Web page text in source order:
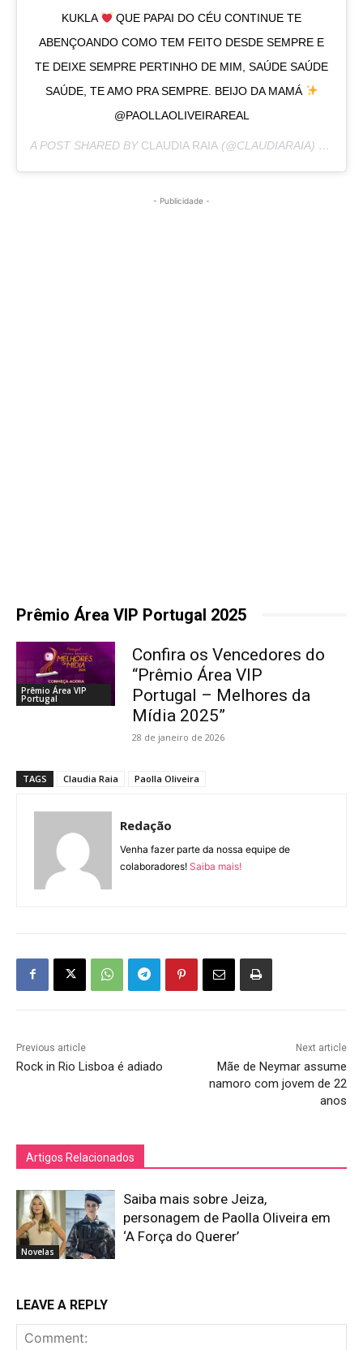
KUKLA
QUE PAPAI DO CÉU CONTINUE TE
ABENÇOANDO COMO TEM FEITO DESDE SEMPRE E
TE DEIXE SEMPRE PERTINHO DE MIM, SAÚDE SAÚDE
SAÚDE, TE AMO PRA SEMPRE. BEIJO DA MAMÁ
@PAOLLAOLIVEIRAREAL
A POST SHARED BY CLAUDIA RAIA (@CLAUDIARAIA) ON
- Publicidade -
Prêmio Área VIP Portugal 2025
Prêmio Área VIP
Portugal
Confira os Vencedores do
“Prêmio Área VIP
Portugal – Melhores da
Mídia 2025”
28 de janeiro de 2026
TAGS Claudia Raia Paolla Oliveira
Redação
Venha fazer parte da nossa equipe de
colaboradores! Saiba mais!
Previous article
Rock in Rio Lisboa é adiado
Next article
Mãe de Neymar assume
namoro com jovem de 22
anos
Artigos Relacionados
Novelas
Saiba mais sobre Jeiza,
personagem de Paolla Oliveira em
‘A Força do Querer’
LEAVE A REPLY